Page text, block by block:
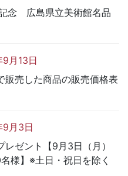
念 広島県立美術館名品
月13日
販売した商品の販売価格表
9月3日
ゼント【9月3日（月）
様】※土日・祝日を除く